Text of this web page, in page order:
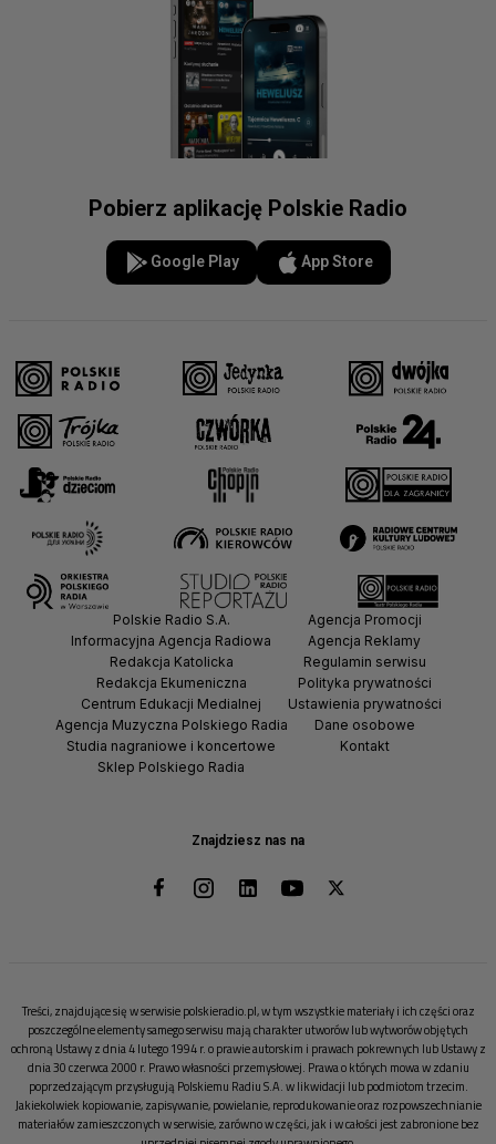
Pobierz aplikację Polskie Radio
Google Play App Store
Znajdziesz nas na
Polskie Radio S.A.
Informacyjna Agencja Radiowa
Redakcja Katolicka
Redakcja Ekumeniczna
Centrum Edukacji Medialnej
Agencja Muzyczna Polskiego Radia
Studia nagraniowe i koncertowe
Sklep Polskiego Radia
Agencja Promocji
Agencja Reklamy
Regulamin serwisu
Polityka prywatności
Ustawienia prywatności
Dane osobowe
Kontakt
Treści, znajdujące się w serwisie polskieradio.pl, w tym wszystkie materiały i ich części oraz
poszczególne elementy samego serwisu mają charakter utworów lub wytworów objętych
ochroną Ustawy z dnia 4 lutego 1994 r. o prawie autorskim i prawach pokrewnych lub Ustawy z
dnia 30 czerwca 2000 r. Prawo własności przemysłowej. Prawa o których mowa w zdaniu
poprzedzającym przysługują Polskiemu Radiu S.A. w likwidacji lub podmiotom trzecim.
Jakiekolwiek kopiowanie, zapisywanie, powielanie, reprodukowanie oraz rozpowszechnianie
materiałów zamieszczonych w serwisie, zarówno w części, jak i w całości jest zabronione bez